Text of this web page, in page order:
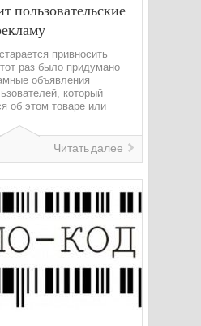
пользовательские
привносить
раз было придумано
объявления
который
об этом товаре или
Читать далее